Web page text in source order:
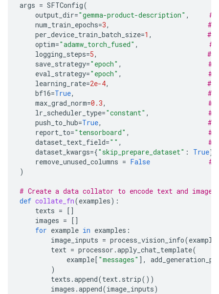
args = SFTConfig(
output_dir="gemma-product-description" ,
#
num_train_epochs=3,
#
per_device_train_batch_size=1 ,
#
optim="adamw_torch_fused" ,
#
logging_steps=5,
#
save_strategy="epoch" ,
#
eval_strategy="epoch" ,
#
learning_rate=2e-4,
#
bf16=True,
#
max_grad_norm=0.3,
#
lr_scheduler_type="constant" ,
#
push_to_hub=True,
#
report_to="tensorboard" ,
#
dataset_text_field="" ,
#
dataset_kwargs={"skip_prepare_dataset" : True},
remove_unused_columns = False
#
)
# Create a data collator to encode text and image
def collate_fn(examples):
texts = []
images = []
for example in examples :
image_inputs = process_vision_info(example
text = processor .apply_chat_template(
example[ "messages" ],
)
texts .append(text. strip())
images .append(image_inputs)